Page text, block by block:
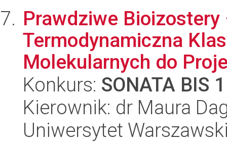
Prawdziwe
Termodynamiczna
Molekularnych do
Konkurs: SONATA BIS
Kierownik: dr Maura
Uniwersytet